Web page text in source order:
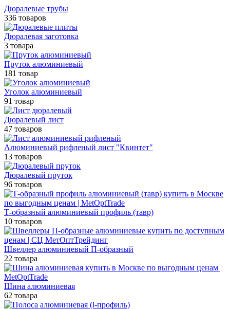
Дюралевые трубы
336 товаров
Дюралевая заготовка
3 товара
Пруток алюминиевый
181 товар
Уголок алюминиевый
91 товар
Дюралевый лист
47 товаров
Алюминиевый рифленый лист "Квинтет"
13 товаров
Дюралевый пруток
96 товаров
Т-образный алюминиевый профиль (тавр)
10 товаров
Швеллер алюминиевый П-образный
22 товара
Шина алюминиевая
62 товара